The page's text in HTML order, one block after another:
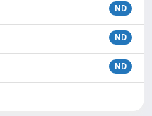
ND
ND
ND